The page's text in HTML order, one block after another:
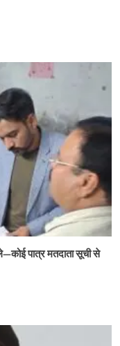
पात्र मतदाता सूची से